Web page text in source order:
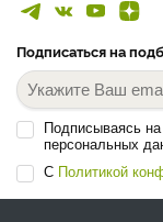
Подписаться на
Подписываясь
персональных
С Политикой